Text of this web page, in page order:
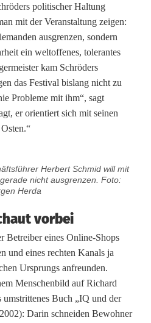
politischer Haltung
mit der Veranstaltung zeigen:
ausgrenzen, sondern
ein weltoffenes, tolerantes
kam Schröders
das Festival bislang nicht zu
Probleme mit ihm“, sagt
er orientiert sich mit seinen
Herbert Schmid will mit
nicht ausgrenzen. Foto:
Herda
vorbei
Betreiber eines Online-Shops
und eines rechten Kanals ja
Ursprungs anfreunden.
Menschenbild auf Richard
umstrittenes Buch „IQ und der
Darin schneiden Bewohner